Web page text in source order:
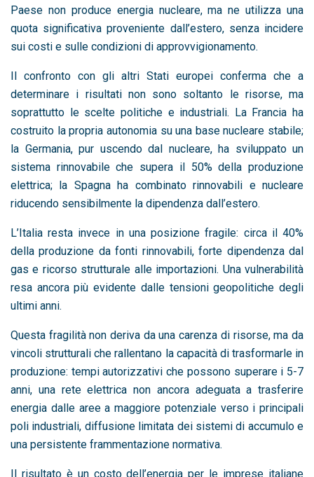
Paese non produce energia nucleare, ma ne utilizza una
quota significativa proveniente dall’estero, senza incidere
sui costi e sulle condizioni di approvvigionamento.
Il confronto con gli altri Stati europei conferma che a
determinare i risultati non sono soltanto le risorse, ma
soprattutto le scelte politiche e industriali. La Francia ha
costruito la propria autonomia su una base nucleare stabile;
la Germania, pur uscendo dal nucleare, ha sviluppato un
sistema rinnovabile che supera il 50% della produzione
elettrica; la Spagnaha combinato rinnovabili e nucleare
riducendo sensibilmente la dipendenza dall’estero.
L’Italia resta invece in una posizione fragile: circa il 40%
della produzione da fonti rinnovabili, forte dipendenza dal
gas e ricorso strutturale alle importazioni. Una vulnerabilità
resa ancora più evidente dalle tensioni geopolitiche degli
ultimi anni.
Questa fragilità non deriva da una carenza di risorse, ma da
vincoli strutturali che rallentano la capacità di trasformarle in
produzione: tempi autorizzativi che possono superare i 5-7
anni, una rete elettrica non ancora adeguata a trasferire
energia dalle aree a maggiore potenziale verso i principali
poli industriali, diffusione limitata dei sistemi di accumulo e
una persistente frammentazione normativa.
Il risultato è un costo dell’energia per le imprese italiane